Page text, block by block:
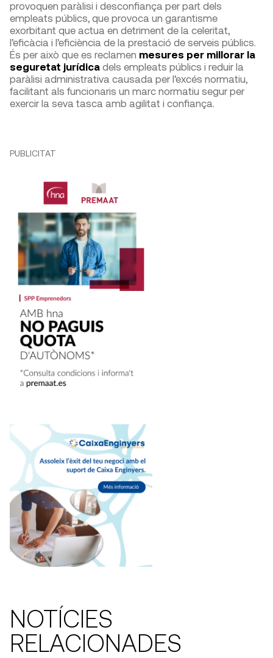
provoquen paràlisi i desconfiança per part dels
empleats públics, que provoca un garantisme
exorbitant que actua en detriment de la celeritat,
l’eficàcia i l’eficiència de la prestació de serveis públics.
És per això que es reclamen mesures per millorar la
seguretat jurídica dels empleats públics i reduir la
paràlisi administrativa causada per l’excés normatiu,
facilitant als funcionaris un marc normatiu segur per
exercir la seva tasca amb agilitat i confiança.
PUBLICITAT
NOTÍCIES
RELACIONADES